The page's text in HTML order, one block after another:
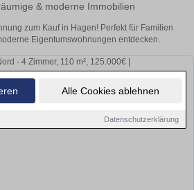
Alle Cookies ablehnen
Datenschutzerklärung
& moderne Immobilien
zum Kauf in Hagen! Perfekt für Familien
Eigentumswohnungen entdecken.